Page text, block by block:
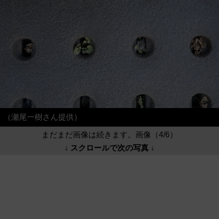
（瀬尾一樹さん提供）
まだまだ画像は続きます。画像（4/6）
↓ スクロールで次の写真 ↓